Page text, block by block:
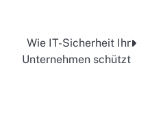
Wie IT-Sicherheit Ihr
Unternehmen schützt